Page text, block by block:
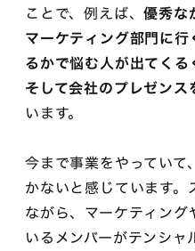
ことで、例えば、優秀な
マーケティング部門に
るかで悩む人が出てくる
そして会社のプレゼンス
います。
今まで事業をやっていて
かないと感じています
ながら、マーケティン
いるメンバーがテンシ